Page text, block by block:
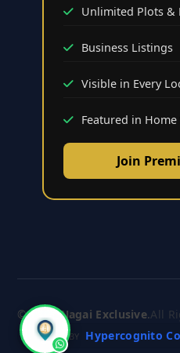
Unlimited Plots &
Business Listings
Visible in Every
Featured in Home
Join
© 2026Nagai Exclusive.All
CRAFTED BY Hypercognito